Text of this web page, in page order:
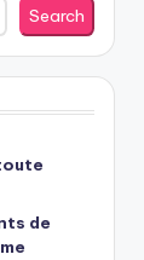
Search
de